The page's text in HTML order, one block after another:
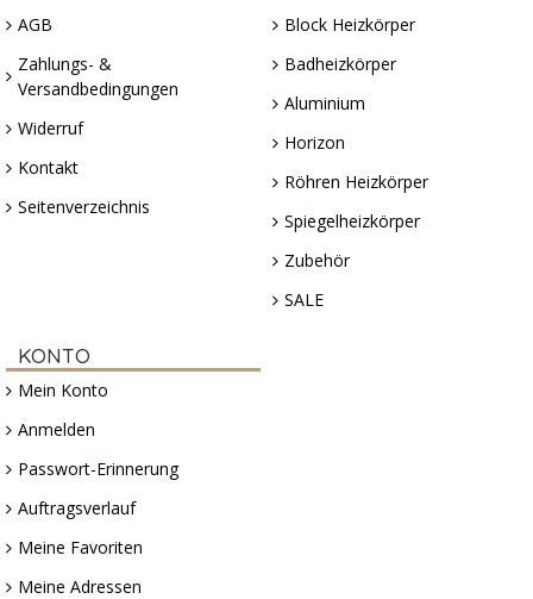
AGB
Zahlungs- &
Versandbedingungen
Widerruf
Kontakt
Seitenverzeichnis
Block Heizkörper
Badheizkörper
Aluminium
Horizon
Röhren Heizkörper
Spiegelheizkörper
Zubehör
SALE
KONTO
Mein Konto
Anmelden
Passwort-Erinnerung
Auftragsverlauf
Meine Favoriten
Meine Adressen